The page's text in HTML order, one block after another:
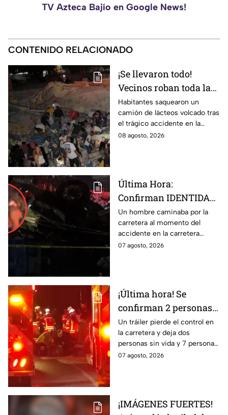
TV Azteca Bajío en Google News!
CONTENIDO RELACIONADO
¡Se llevaron todo!
Vecinos roban toda la
mercancía del tráiler
volcado en la carretera
de Irapuato
Habitantes saquearon un
camión de lácteos volcado tras
el trágico accidente en la
carretera Irapuato-Abasolo
08 agosto, 2026
Última Hora:
Confirman IDENTIDAD
de uno de los
lesionados tras fatal
accid3nte en Irapuato
Un hombre caminaba por la
carretera al momento del
accidente en la carretera
Irapuato-Abasolo en el Trébol.
07 agosto, 2026
¡Última hora! Se
confirman 2 personas
fall3cidas y 7
lesion4dos en
accid3nte carretero en
Irapuato; esto se sabe
Un tráiler pierde el control en
la carretera y deja dos
personas sin vida y 7 personas
más lesionadas.
07 agosto, 2026
¡IMÁGENES FUERTES!